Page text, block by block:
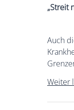
„Streit
Auch
Weiter